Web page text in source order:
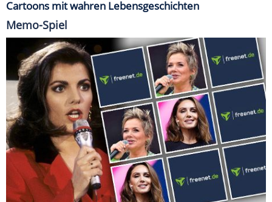
Cartoons mit wahren Lebensgeschichten
Memo-Spiel